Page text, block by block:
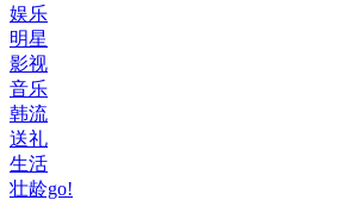
娱乐
明星
影视
音乐
韩流
送礼
生活
壮龄go!